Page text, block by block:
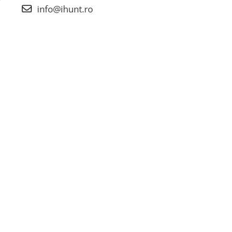
info@ihunt.ro